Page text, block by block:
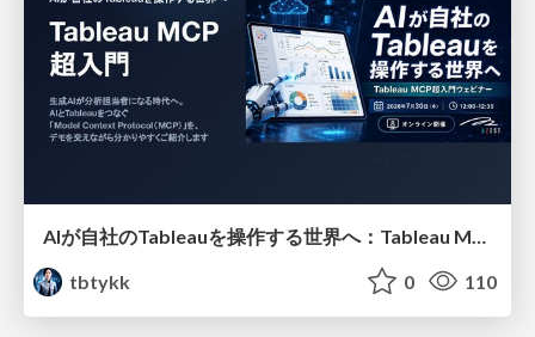
tbtykk
0 110